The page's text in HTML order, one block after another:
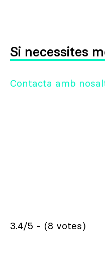
Si necessites
Contacta amb
3.4/5 - (8 votes)